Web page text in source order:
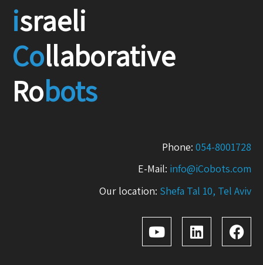
israeli
Collaborative
Robots
Phone: 054-8001728
E-Mail: info@iCobots.com
Our location: Shefa Tal 10, Tel Aviv
F
a
L
i
Y
o